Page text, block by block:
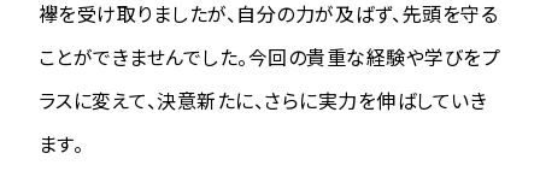
襷を受け取りましたが、自分の力が及ばず、先頭を守る
ことができませんでした。今回の貴重な経験や学びをプ
ラスに変えて、決意新たに、さらに実力を伸ばしていき
ます。